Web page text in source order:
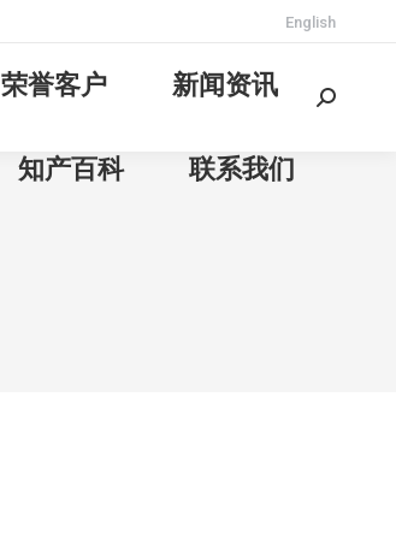
English
荣誉客户 新闻资讯
知产百科 联系我们
Search: